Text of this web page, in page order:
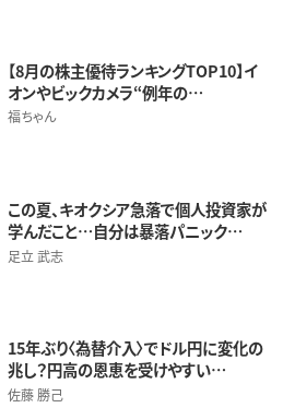
【8月の株主優待ランキングTOP10】イ
オンやビックカメラ“例年の…
福ちゃん
この夏、キオクシア急落で個人投資家が
学んだこと…自分は暴落パニック…
足立 武志
15年ぶり〈為替介入〉でドル円に変化の
兆し？円高の恩恵を受けやすい…
佐藤 勝己